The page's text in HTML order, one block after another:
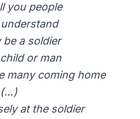
you people
be a soldier
or man
many coming home
(…)
at the soldier